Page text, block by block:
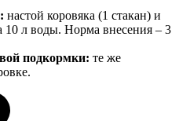
настой коровяка (1 стакан) и
10 л воды. Норма внесения – 3
подкормки: те же